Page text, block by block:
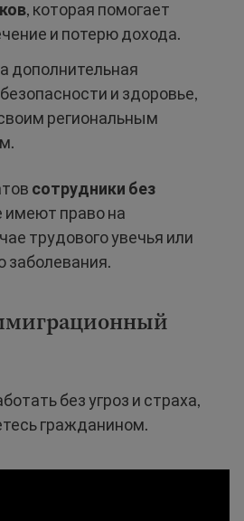
, которая помогает
и потерю дохода.
дополнительная
и здоровье,
региональным
сотрудники без
имеют право на
трудового увечья или
заболевания.
без угроз и страха,
гражданином.